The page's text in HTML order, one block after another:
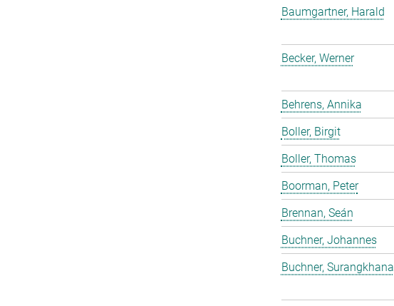
Baumgartner, Harald
Becker, Werner
Behrens, Annika
Boller, Birgit
Boller, Thomas
Boorman, Peter
Brennan, Seán
Buchner, Johannes
Buchner, Surangkhana